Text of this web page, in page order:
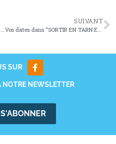
Formation sur l’éducation artistique et culturelle
SUIVANT
Vos dates dans “SORTIR EN TARN ET GARONNE”
SUR
NOTRE NEWSLETTER